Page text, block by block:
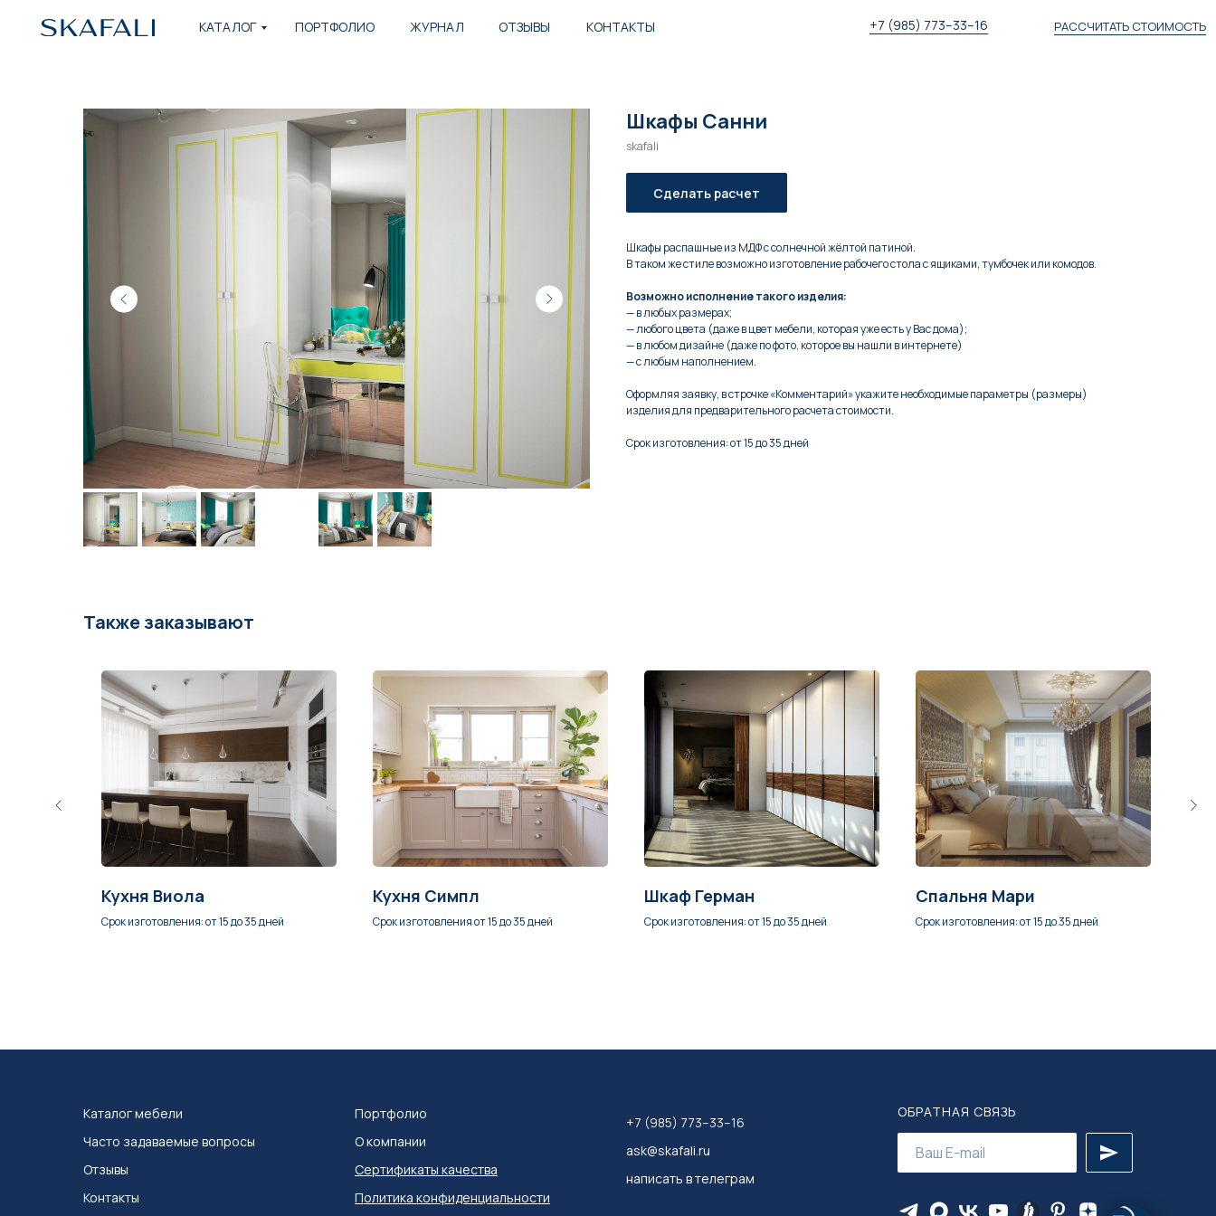
РАССЧИТАТЬ СТОИМОСТЬ
+7 (985) 773–33–16
КАТАЛОГ ОТЗЫВЫ КОНТАКТЫ
ЖУРНАЛ
ПОРТФОЛИО
Шкафы Санни
skafali
Сделать расчет
Шкафы распашные из МДФ с солнечной жёлтой патиной.
В таком же стиле возможно изготовление рабочего стола с ящиками, тумбочек или комодов.
Возможно исполнение такого изделия:
— в любых размерах;
— любого цвета (даже в цвет мебели, которая уже есть у Вас дома);
— в любом дизайне (даже по фото, которое вы нашли в интернете)
— с любым наполнением.
Оформляя заявку, в строчке «Комментарий» укажите необходимые параметры (размеры)
изделия для предварительного расчета стоимости.
Срок изготовления: от 15 до 35 дней
Также заказывают
Кухня Виола
Срок изготовления: от 15 до 35 дней
Кухня Симпл
Срок изготовления от 15 до 35 дней
Шкаф Герман
Срок изготовления: от 15 до 35 дней
Спальня Мари
Срок изготовления: от 15 до 35 дней
Каталог мебели
Часто задаваемые вопросы
Отзывы
Контакты
Портфолио
О компании
Сертификаты качества
Политика конфиденциальности
+7 (985) 773–33–16
ask@skafali.ru
написать в телеграм
ОБРАТНАЯ СВЯЗЬ